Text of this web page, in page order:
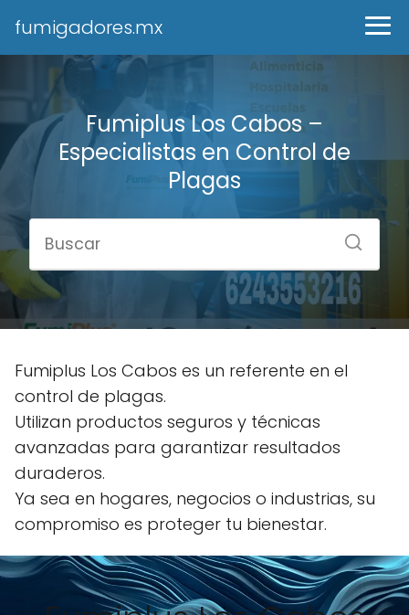
fumigadores.mx
Fumiplus Los Cabos –
Especialistas en Control de
Plagas
Fumiplus Los Cabos es un referente en el
control de plagas.
Utilizan productos seguros y técnicas
avanzadas para garantizar resultados
duraderos.
Ya sea en hogares, negocios o industrias, su
compromiso es proteger tu bienestar.